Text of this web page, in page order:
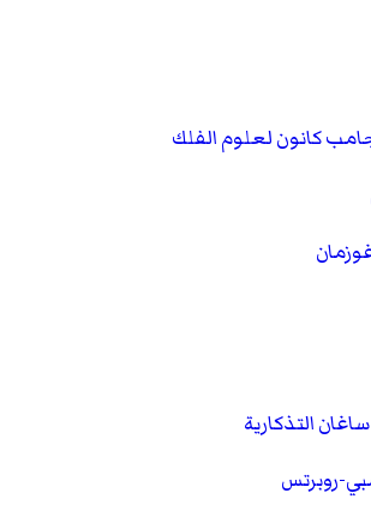
كانون لعلوم الفلك
التذكارية
روبرتس